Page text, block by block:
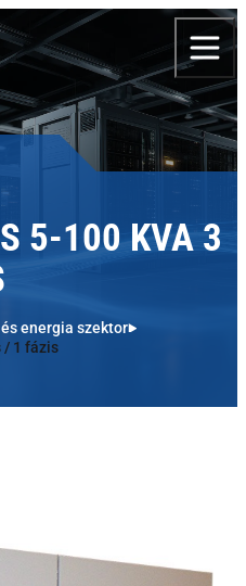
5-100 KVA 3
energia szektor
/ 1 fázis